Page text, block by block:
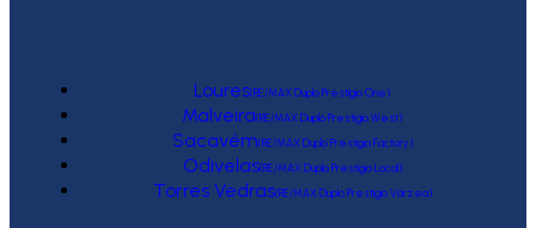
Loures(RE/MAX Duplo Prestígio One)
Malveira(RE/MAX Duplo Prestígio West)
Sacavém(RE/MAX Duplo Prestígio Factory)
Odivelas(RE/MAX Duplo Prestígio Local)
Torres Vedras(RE/MAX Duplo Prestígio Várzea)